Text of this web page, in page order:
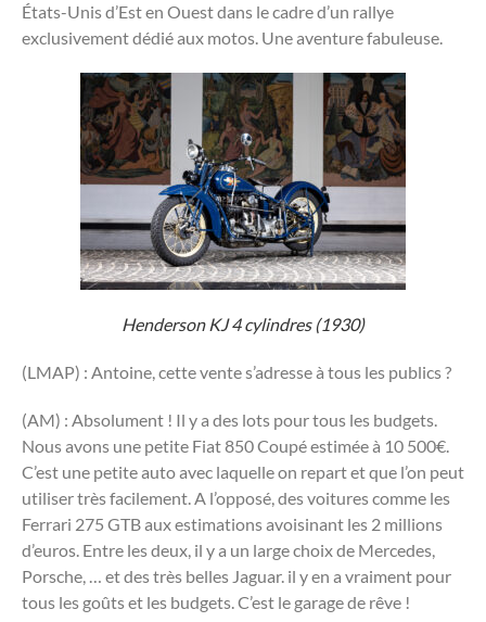
États-Unis d’Est en Ouest dans le cadre d’un rallye
exclusivement dédié aux motos. Une aventure fabuleuse.
Henderson KJ 4 cylindres (1930)
(LMAP) : Antoine, cette vente s’adresse à tous les publics ?
(AM) : Absolument ! Il y a des lots pour tous les budgets.
Nous avons une petite Fiat 850 Coupé estimée à 10 500€.
C’est une petite auto avec laquelle on repart et que l’on peut
utiliser très facilement. A l’opposé, des voitures comme les
Ferrari 275 GTB aux estimations avoisinant les 2 millions
d’euros. Entre les deux, il y a un large choix de Mercedes,
Porsche, … et des très belles Jaguar. il y en a vraiment pour
tous les goûts et les budgets. C’est le garage de rêve !